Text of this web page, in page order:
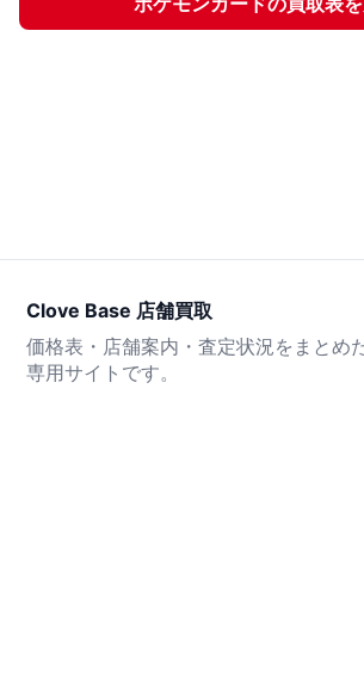
Clove Base 店舗買取
価格表・店舗案内・査定状況をまとめ
専用サイトです。